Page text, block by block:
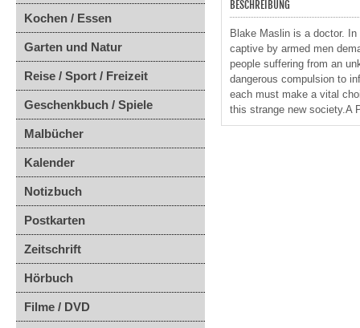
Kochen / Essen
Garten und Natur
Reise / Sport / Freizeit
Geschenkbuch / Spiele
Malbücher
Kalender
Notizbuch
Postkarten
Zeitschrift
Hörbuch
Filme / DVD
BESCHREIBUNG
Blake Maslin is a doctor.
captive by armed men
people suffering from an
dangerous compulsion to
each must make a vital
this strange new society.A